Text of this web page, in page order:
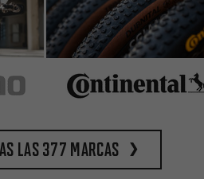
las 377 marcas